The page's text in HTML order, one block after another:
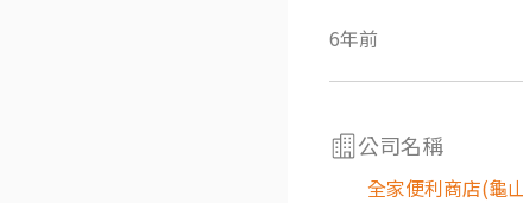
6年前
公司名稱
全家便利商店(龜